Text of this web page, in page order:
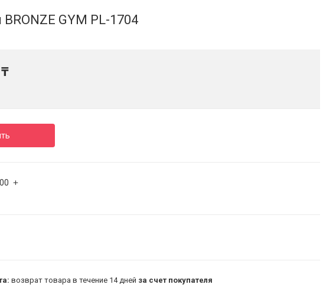
GYM PL-1704
возврат товара в течение 14 дней за счет покупателя